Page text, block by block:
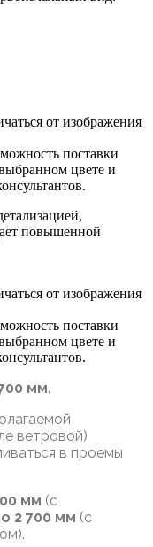
от изображения
поставки
цвете и
повышенной
от изображения
поставки
цвете и
мм.
ветровой)
в проемы
мм (с
2 700 мм (с